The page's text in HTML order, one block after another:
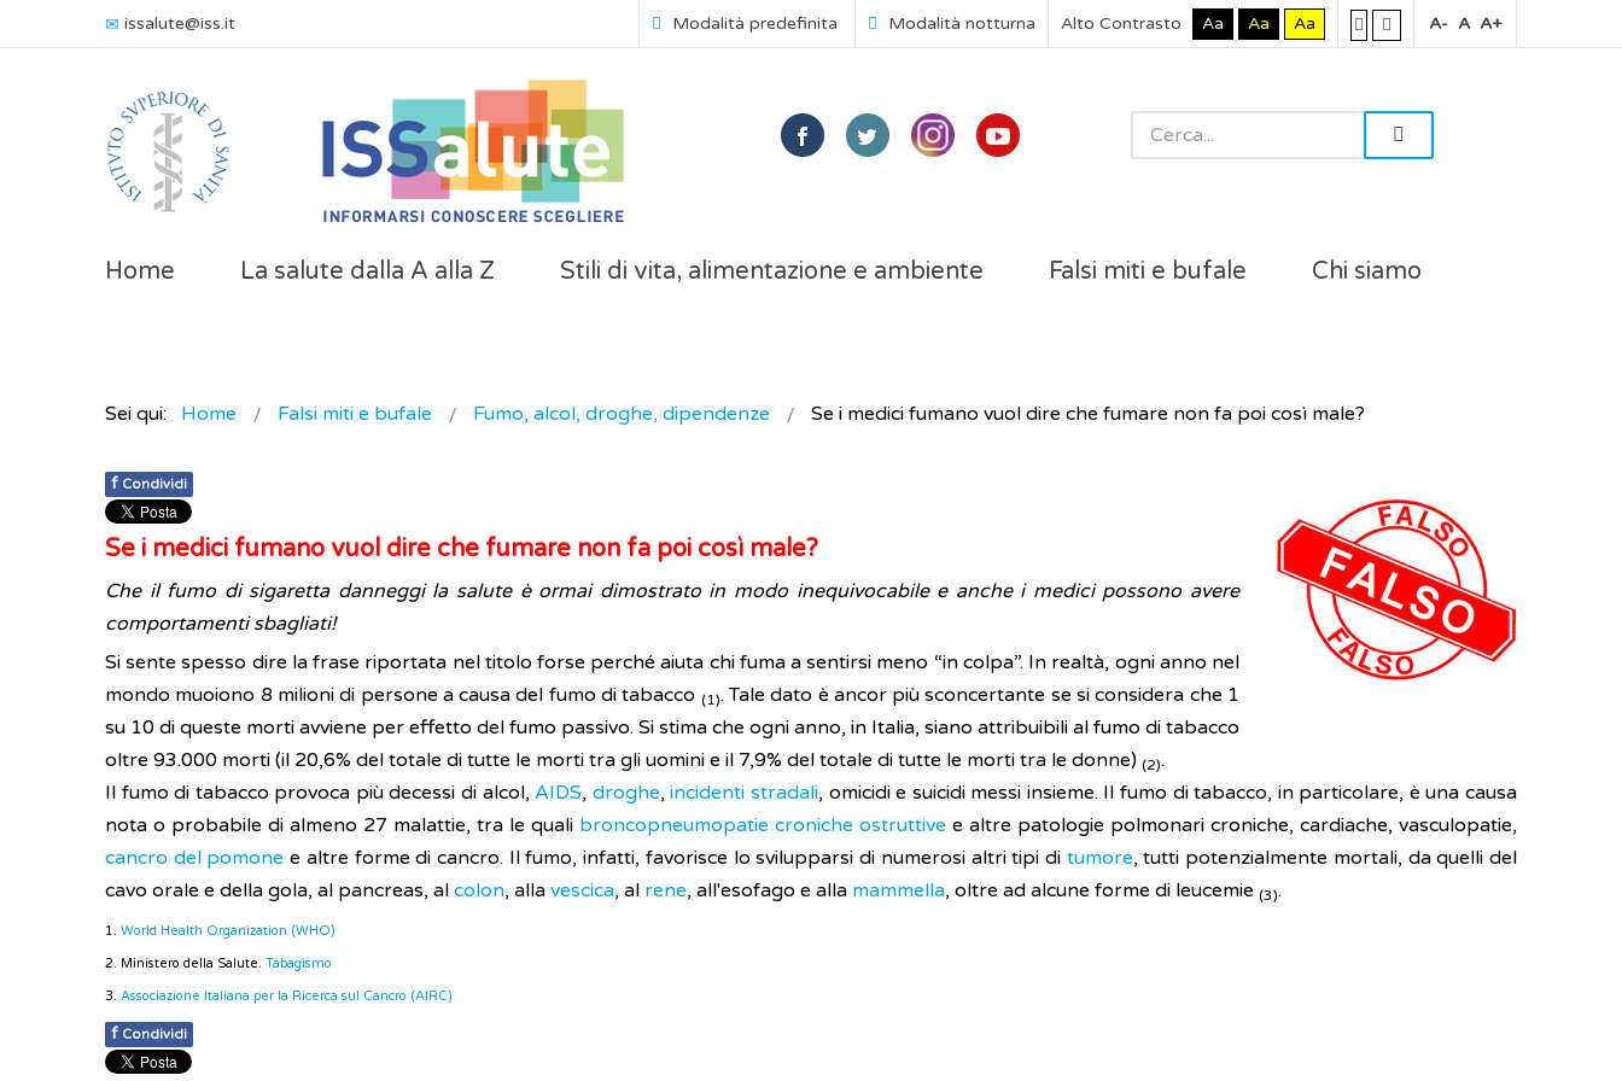
issalute@iss.it Modalità predefinita Modalità notturna Alto Contrasto Aa Aa Aa A- A A+
Home La salute dalla A alla Z Stili di vita, alimentazione e ambiente Falsi miti e bufale Chi siamo
Sei qui: Home Falsi miti e bufale Fumo, alcol, droghe, dipendenze Se i medici fumano vuol dire che fumare non fa poi così male?
f Condividi
Se i medici fumano vuol dire che fumare non fa poi così male?
Che il fumo di sigaretta danneggi la salute è ormai dimostrato in modo inequivocabile e anche i medici possono avere
comportamenti sbagliati!
Si sente spesso dire la frase riportata nel titolo forse perché aiuta chi fuma a sentirsi meno “in colpa”. In realtà, ogni anno nel
mondo muoiono 8 milioni di persone a causa del fumo di tabacco (1). Tale dato è ancor più sconcertante se si considera che 1
su 10 di queste morti avviene per effetto del fumo passivo. Si stima che ogni anno, in Italia, siano attribuibili al fumo di tabacco
oltre 93.000 morti (il 20,6% del totale di tutte le morti tra gli uomini e il 7,9% del totale di tutte le morti tra le donne) (2).
Il fumo di tabacco provoca più decessi di alcol,AIDS, droghe,incidenti stradali, omicidi e suicidi messi insieme. Il fumo di tabacco, in particolare, è una causa
nota o probabile di almeno 27 malattie, tra le quali broncopneumopatie croniche ostruttive e altre patologie polmonari croniche, cardiache, vasculopatie,
cancro del pomone e altre forme di cancro. Il fumo, infatti, favorisce lo svilupparsi di numerosi altri tipi di tumore, tutti potenzialmente mortali, da quelli del
cavo orale e della gola, al pancreas, al colon, alla vescica, al rene, all'esofago e alla mammella, oltre ad alcune forme di leucemie (3).
1. World Health Organization (WHO)
2. Ministero della Salute. Tabagismo
3. Associazione Italiana per la Ricerca sul Cancro (AIRC)
f Condividi